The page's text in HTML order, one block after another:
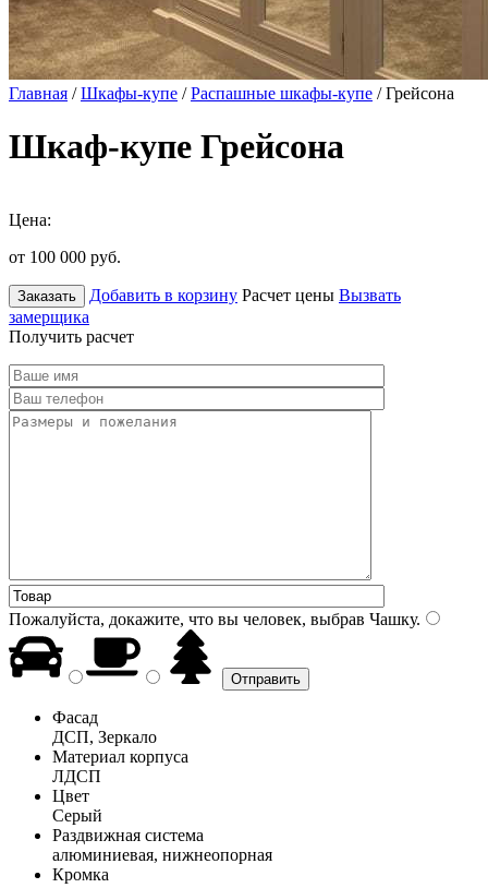
Главная /Шкафы-купе /Распашные шкафы-купе / Грейсона
Шкаф-купе Грейсона
Цена:
от 100 000 руб.
Заказать Добавить в корзину Расчет цены Вызвать
замерщика
Получить расчет
Пожалуйста, докажите, что вы человек, выбрав Чашку.
Фасад
ДСП, Зеркало
Материал корпуса
ЛДСП
Цвет
Серый
Раздвижная система
алюминиевая, нижнеопорная
Кромка